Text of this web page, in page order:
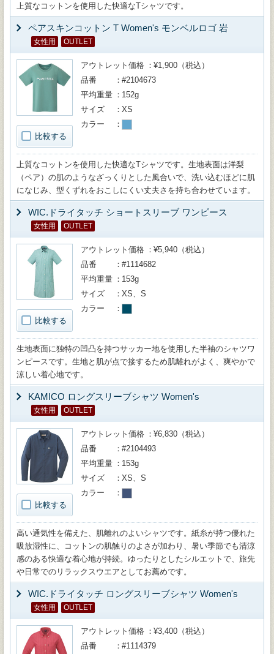
上質なコットンを使用した快適なTシャツです。
ペアスキンコットン T Women's モンベルロゴ 岩
女性用 OUTLET
比較する
アウトレット価格
¥1,900（税込）
品番
#2104673
平均重量
152g
サイズ
XS
カラー
上質なコットンを使用した快適なTシャツです。生地表面は洋梨
（ペア）の肌のようなざっくりとした風合いで、洗い込むほどに肌
になじみ、型くずれをおこしにくい丈夫さを持ち合わせています。
WIC.ドライタッチ ショートスリーブ ワンピース
女性用 OUTLET
比較する
アウトレット価格
¥5,940（税込）
品番
#1114682
平均重量
153g
サイズ
XS、S
カラー
生地表面に独特の凹凸を持つサッカー地を使用した半袖のシャツワ
ンピースです。生地と肌が点で接するため肌離れがよく、爽やかで
涼しい着心地です。
KAMICO ロングスリーブシャツ Women's
女性用 OUTLET
比較する
アウトレット価格
¥6,830（税込）
品番
#2104493
平均重量
153g
サイズ
XS、S
カラー
高い通気性を備えた、肌離れのよいシャツです。紙糸が持つ優れた
吸放湿性に、コットンの肌触りのよさが加わり、暑い季節でも清涼
感のある快適な着心地が持続。ゆったりとしたシルエットで、旅先
や日常でのリラックスウエアとしてお薦めです。
WIC.ドライタッチ ロングスリーブシャツ Women's
女性用 OUTLET
アウトレット価格
¥3,400（税込）
品番
#1114379